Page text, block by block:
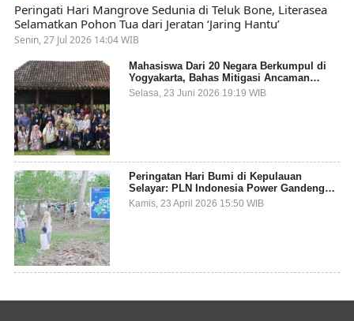
Peringati Hari Mangrove Sedunia di Teluk Bone, Literasea
Selamatkan Pohon Tua dari Jeratan ‘Jaring Hantu’
Senin, 27 Jul 2026 14:04 WIB
Mahasiswa Dari 20 Negara Berkumpul di
Yogyakarta, Bahas Mitigasi Ancaman
Kesehatan Global
Selasa, 23 Juni 2026 19:19 WIB
Peringatan Hari Bumi di Kepulauan
Selayar: PLN Indonesia Power Gandeng
Pemda dan Komunitas, Giatkan Restorasi
Mangrove
Kamis, 23 April 2026 15:50 WIB